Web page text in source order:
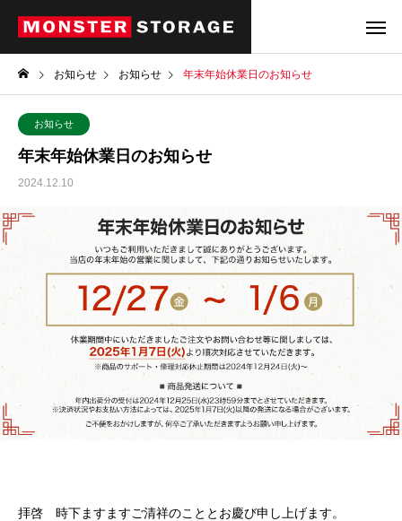
お知らせ お知らせ 年末年始休業日のお知らせ
お知らせ
年末年始休業日のお知らせ
2024.12.10
拝啓 時下ますますご清祥のこととお慶び申し上げます。